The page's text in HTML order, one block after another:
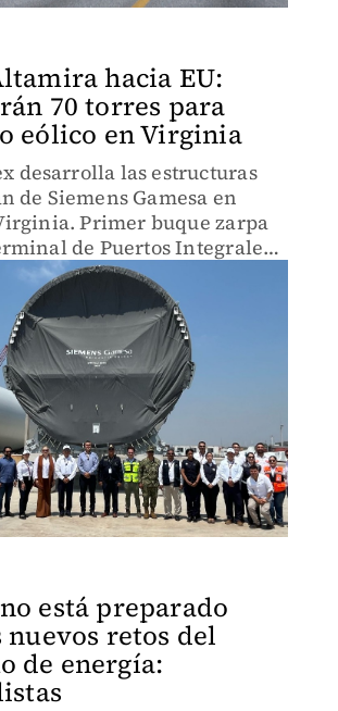
hacia EU:
70 torres para
eólico en Virginia
desarrolla las estructuras
de Siemens Gamesa en
Primer buque zarpa
de Puertos Integrales
está preparado
nuevos retos del
de energía: